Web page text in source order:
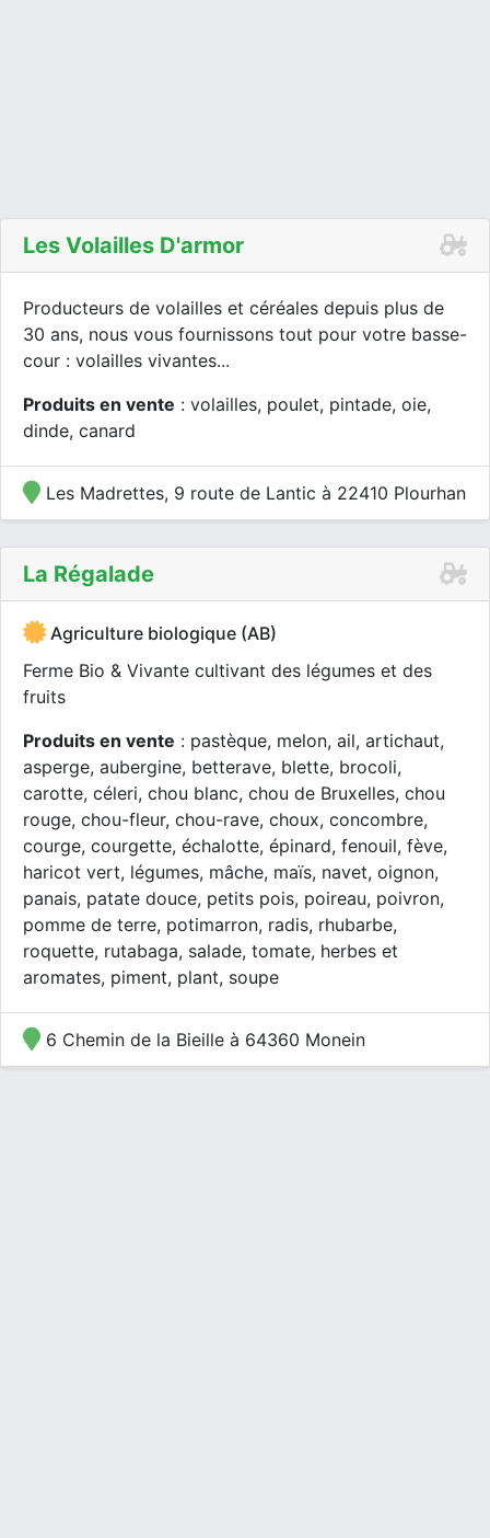
Les Volailles D'armor
Producteurs de volailles et céréales depuis plus de
30 ans, nous vous fournissons tout pour votre basse-
cour : volailles vivantes...
Produits en vente : volailles, poulet, pintade, oie,
dinde, canard
Les Madrettes, 9 route de Lantic à 22410 Plourhan
La Régalade
Agriculture biologique (AB)
Ferme Bio & Vivante cultivant des légumes et des
fruits
Produits en vente : pastèque, melon, ail, artichaut,
asperge, aubergine, betterave, blette, brocoli,
carotte, céleri, chou blanc, chou de Bruxelles, chou
rouge, chou-fleur, chou-rave, choux, concombre,
courge, courgette, échalotte, épinard, fenouil, fève,
haricot vert, légumes, mâche, maïs, navet, oignon,
panais, patate douce, petits pois, poireau, poivron,
pomme de terre, potimarron, radis, rhubarbe,
roquette, rutabaga, salade, tomate, herbes et
aromates, piment, plant, soupe
6 Chemin de la Bieille à 64360 Monein